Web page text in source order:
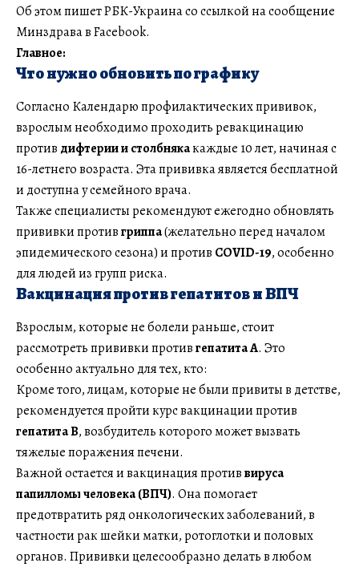
Об этом пишет РБК-Украина со ссылкой на сообщение
Минздрава в Facebook.
Главное:
Что нужно обновить по графику
Согласно Календарю профилактических прививок,
взрослым необходимо проходить ревакцинацию
против дифтерии и столбнякакаждые 10 лет, начиная с
16-летнего возраста. Эта прививка является бесплатной
и доступна у семейного врача.
Также специалисты рекомендуют ежегодно обновлять
прививки противгриппа(желательно перед началом
эпидемического сезона) и против COVID-19, особенно
для людей из групп риска.
Вакцинация против гепатитов и ВПЧ
Взрослым, которые не болели раньше, стоит
рассмотреть прививки противгепатита А. Это
особенно актуально для тех, кто:
Кроме того, лицам, которые не были привиты в детстве,
рекомендуется пройти курс вакцинации против
гепатита B, возбудитель которого может вызвать
тяжелые поражения печени.
Важной остается и вакцинация противвируса
папилломы человека (ВПЧ). Она помогает
предотвратить ряд онкологических заболеваний, в
частности рак шейки матки, ротоглотки и половых
органов. Прививки целесообразно делать в любом